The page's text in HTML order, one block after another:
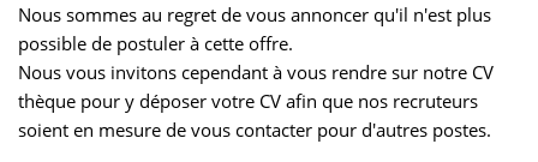
Nous sommes au regret de vous annoncer qu'il n'est plus
possible de postuler à cette offre.
Nous vous invitons cependant à vous rendre sur notre CV
thèque pour y déposer votre CV afin que nos recruteurs
soient en mesure de vous contacter pour d'autres postes.